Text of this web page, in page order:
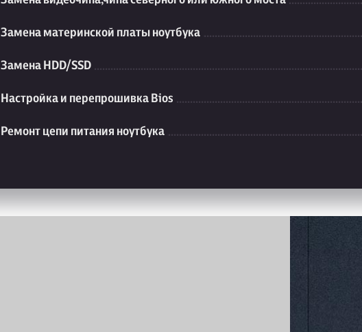
Замена материнской платы ноутбука
Замена HDD/SSD
Настройка и перепрошивка Bios
Ремонт цепи питания ноутбука